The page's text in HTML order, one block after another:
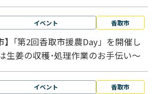
イベント 香取市
】｢第2回香取市援農Day」を開催し
生姜の収穫･処理作業のお手伝い～
イベント 香取市